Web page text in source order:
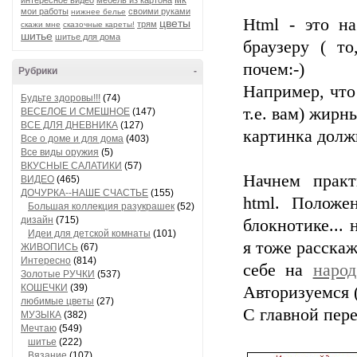
мои работы нижнее белье своими руками
скажи мне сказочные кареты! трям цветы
шитье шитье для дома
-
Рубрики
Будьте здоровы!!! (74)
ВЕСЕЛОЕ И СМЕШНОЕ (147)
ВСЕ ДЛЯ ДНЕВНИКА (127)
Все о доме и для дома (403)
Все виды оружия (5)
ВКУСНЫЕ САЛАТИКИ (57)
ВИДЕО (465)
ДОЧУРКА--НАШЕ СЧАСТЬЕ (155)
Большая коллекция разукрашек (52)
дизайн (715)
Идеи для детской комнаты (101)
ЖИВОПИСЬ (67)
Интересно (814)
Золотые РУЧКИ (537)
КОШЕЧКИ (39)
любимые цветы (27)
МУЗЫКА (382)
Мечтаю (549)
шитье (222)
Html - это
браузеру (
почем:-)
Например,
т.е. вам)
картинка
Начнем
html.
блокнотике...
я тоже
себе на народ
Авторизуемся
С главной